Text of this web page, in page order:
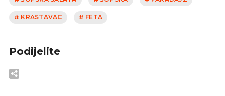
# KRASTAVAC # FETA
Podijelite